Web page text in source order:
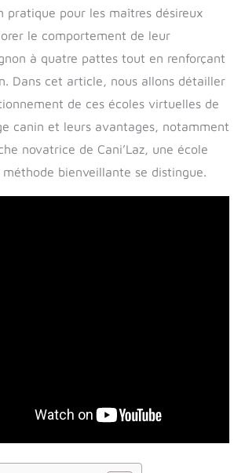
pratique pour les maîtres désireux
le comportement de leur
à quatre pattes tout en renforçant
Dans cet article, nous allons détailler
de ces écoles virtuelles de
canin et leurs avantages, notamment
novatrice de Cani’Laz, une école
bienveillante se distingue.